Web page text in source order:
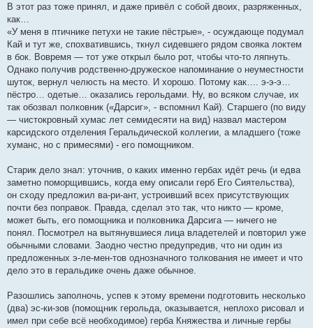
В этот раз тоже принял, и даже привёл с собой двоих, разряженных,
как…
«У меня в птичнике петухи не такие пёстрые», - осуждающе подумал
Кай и тут же, спохватившись, ткнул сидевшего рядом свояка локтем
в бок. Вовремя — тот уже открыл было рот, чтобы что-то ляпнуть.
Однако получив родственно-дружеское напоминание о неуместности
шуток, вернул челюсть на место. И хорошо. Потому как…. э-э-э…
пёстро… одетые… оказались герольдами. Ну, во всяком случае, их
так обозвал полковник («Дарсиг», - вспомнил Кай). Старшего (по виду
— чистокровный хумас лет семидесяти на вид) назвал мастером
карсидского отделения Геральдической коллегии, а младшего (тоже
хуманс, но с примесями) - его помощником.
Старик дело знал: уточнив, о каких именно гербах идёт речь (и едва
заметно поморщившись, когда ему описали герб Его Сиятельства),
он сходу предложил ва-ри-ант, устроивший всех присутствующих
почти без поправок. Правда, сделал это так, что никто — кроме,
может быть, его помощника и полковника Дарсига — ничего не
понял. Посмотрел на вытянувшиеся лица владетелей и повторил уже
обычными словами. Заодно честно предупредив, что ни один из
предложенных э-ле-мен-тов однозначного толкования не имеет и что
дело это в геральдике очень даже обычное.
Разошлись заполночь, успев к этому времени подготовить несколько
(два) эс-ки-зов (помощник герольда, оказывается, неплохо рисовал и
имел при себе всё необходимое) герба Княжества и личные гербы